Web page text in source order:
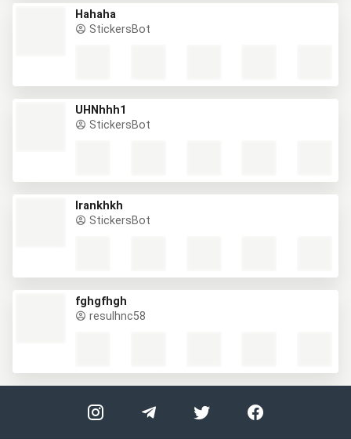
Hahaha
StickersBot
UHNhhh1
StickersBot
Irankhkh
StickersBot
fghgfhgh
resulhnc58